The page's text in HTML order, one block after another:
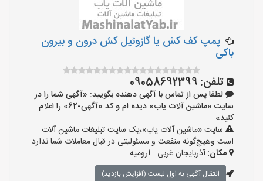
پمپ کف کش یا گازوئیل کش درون و بیرون
باکی
تلفن: 09058692399
لطفا پس از تماس با آگهی دهنده بگویید: «آگهی شما را در
سایت «ماشین آلات یاب» دیده ام و کد «آگهی-62» را اعلام
کنید»
سایت «ماشین آلات یاب»،یک سایت تبلیغات ماشین آلات
است وهیچ‌گونه منفعت و مسئولیتی در قبال معاملات شما ندارد.
مکان:آذربایجان غربی - ارومیه
انتقال آگهی به اول لیست (افزایش بازدید)